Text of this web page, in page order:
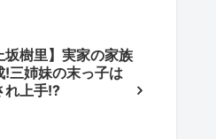
坂樹里】実家の家族
!三姉妹の末っ子は
れ上手!?